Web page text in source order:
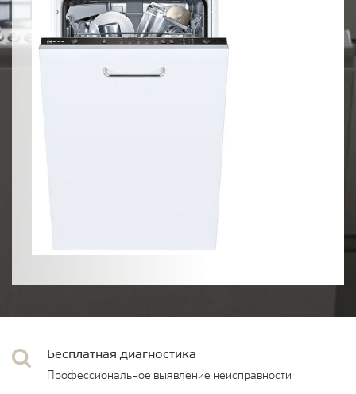
Бесплатная диагностика
Профессиональное выявление неисправности